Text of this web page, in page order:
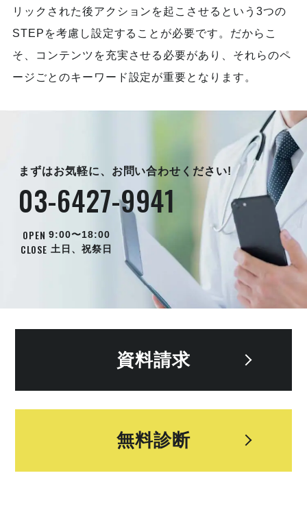
リックされた後アクションを起こさせるという3つの
STEPを考慮し設定することが必要です。だからこ
そ、コンテンツを充実させる必要があり、それらのペ
ージごとのキーワード設定が重要となります。
まずはお気軽に、お問い合わせください!
03-6427-9941
OPEN 9:00〜18:00
CLOSE 土日、祝祭日
資料請求
無料診断